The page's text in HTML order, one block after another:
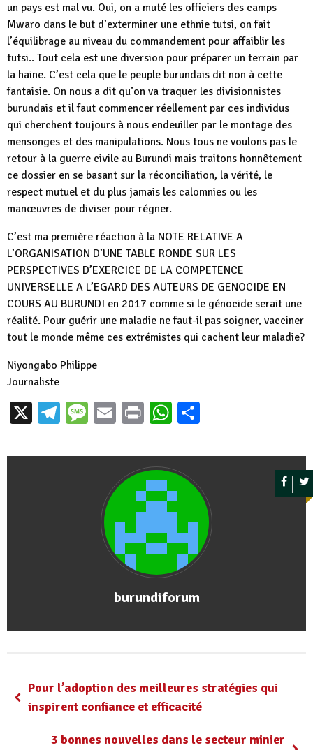
un pays est mal vu. Oui, on a muté les officiers des camps
Mwaro dans le but d’exterminer une ethnie tutsi, on fait
l’équilibrage au niveau du commandement pour affaiblir les
tutsi.. Tout cela est une diversion pour préparer un terrain par
la haine. C’est cela que le peuple burundais dit non à cette
fantaisie. On nous a dit qu’on va traquer les divisionnistes
burundais et il faut commencer réellement par ces individus
qui cherchent toujours à nous endeuiller par le montage des
mensonges et des manipulations. Nous tous ne voulons pas le
retour à la guerre civile au Burundi mais traitons honnêtement
ce dossier en se basant sur la réconciliation, la vérité, le
respect mutuel et du plus jamais les calomnies ou les
manœuvres de diviser pour régner.
C’est ma première réaction à la NOTE RELATIVE A
L’ORGANISATION D’UNE TABLE RONDE SUR LES
PERSPECTIVES D’EXERCICE DE LA COMPETENCE
UNIVERSELLE A L’EGARD DES AUTEURS DE GENOCIDE EN
COURS AU BURUNDI en 2017 comme si le génocide serait une
réalité. Pour guérir une maladie ne faut-il pas soigner, vacciner
tout le monde même ces extrémistes qui cachent leur maladie?
Niyongabo Philippe
Journaliste
X Telegram
Message
EmailPrintWhatsApp
burundiforum
Pour l’adoption des meilleures stratégies qui
inspirent confiance et efficacité
3 bonnes nouvelles dans le secteur minier